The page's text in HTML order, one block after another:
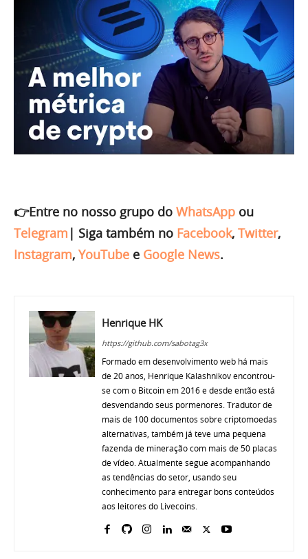
👉Entre no nosso grupo do WhatsApp ou
Telegram | Siga também no Facebook, Twitter,
Instagram, YouTube e Google News.
Henrique HK
https://github.com/sabotag3x
Formado em desenvolvimento web há mais
de 20 anos, Henrique Kalashnikov encontrou-
se com o Bitcoin em 2016 e desde então está
desvendando seus pormenores. Tradutor de
mais de 100 documentos sobre criptomoedas
alternativas, também já teve uma pequena
fazenda de mineração com mais de 50 placas
de vídeo. Atualmente segue acompanhando
as tendências do setor, usando seu
conhecimento para entregar bons conteúdos
aos leitores do Livecoins.